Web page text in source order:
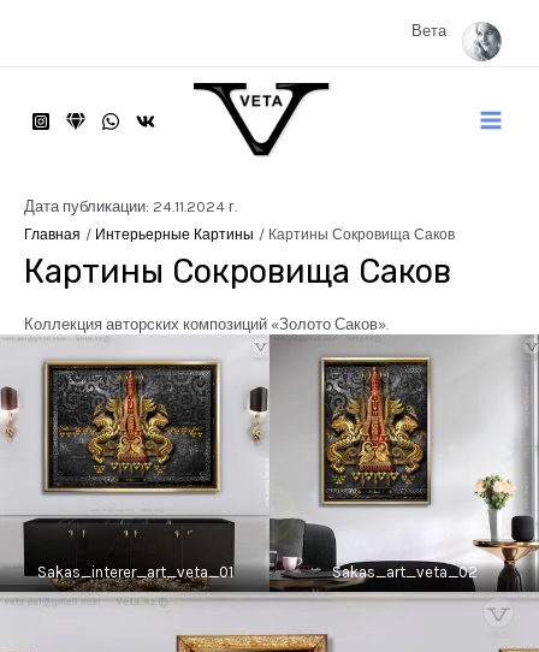
Вета
Main
Дата публикации: 24.11.2024 г.
Главная Интерьерные Картины Картины Сокровища Саков
Картины Сокровища Саков
Коллекция авторских композиций «Золото Саков».
Sakas_interer_art_veta_01 Sakas_art_veta_02